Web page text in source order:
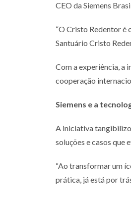
CEO da Siemens
“O Cristo Redentor é
Santuário Cristo
Com a experiência, a
cooperação
Siemens e a
A iniciativa
soluções e casos que
“Ao transformar um
prática, já está por